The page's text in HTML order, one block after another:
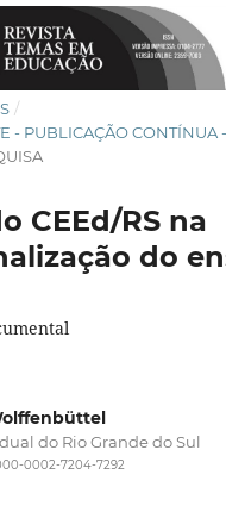
/
- PUBLICAÇÃO CONTÍNUA
CEEd/RS na
do
do Rio Grande do Sul
0002-7204-7292